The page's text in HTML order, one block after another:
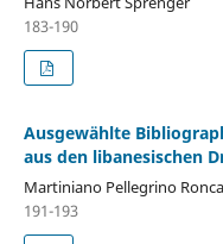
183-190
Ausgewählte
aus den libanesischen
Martiniano Pellegrino
191-193